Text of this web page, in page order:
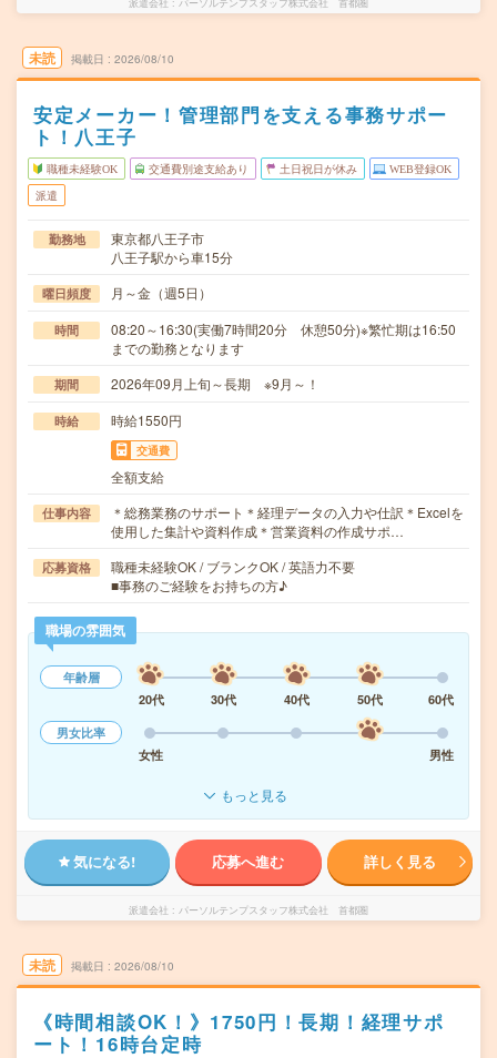
未読 掲載日 2026/08/10
安定メーカー！管理部門を支える事務サポー
ト！八王子
職種未経験OK 交通費別途支給あり 土日祝日が休み WEB登録OK
派遣
勤務地
東京都八王子市
八王子駅から車15分
曜日頻度 月～金（週5日）
時間
08:20～16:30(実働7時間20分 休憩50分)※繁忙期は16:50
までの勤務となります
期間 2026年09月上旬～長期 ※9月～！
時給 時給1550円
交通費
全額支給
仕事内容
＊総務業務のサポート＊経理データの入力や仕訳＊Excelを
使用した集計や資料作成＊営業資料の作成サポ…
応募資格
職種未経験OK / ブランクOK / 英語力不要
■事務のご経験をお持ちの方♪
職場の雰囲気
年齢層
20代
30代 40代 50代
60代
男女比率
女性
男性
もっと見る
気になる! 応募へ進む 詳しく見る
派遣会社 パーソルテンプスタッフ株式会社 首都圏
未読 掲載日 2026/08/10
《時間相談OK！》1750円！長期！経理サポ
ート！16時台定時